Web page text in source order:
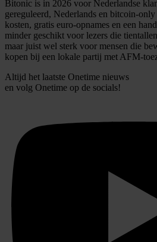
Bitonic is in 2026 voor Nederlandse
gereguleerd, Nederlands en bitcoin-
kosten, gratis euro-opnames en een
minder geschikt voor lezers die
maar juist wel sterk voor mensen die
kopen bij een lokale partij met AFM-
Altijd het laatste Onetime nieuws
en volg Onetime op de socials!